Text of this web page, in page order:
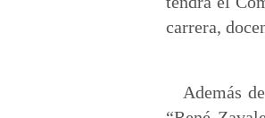
carrera,
Además